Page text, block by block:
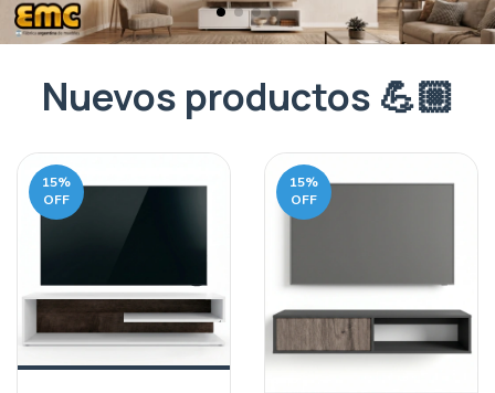
Nuevos productos 💪🏼
15%
OFF
15%
OFF